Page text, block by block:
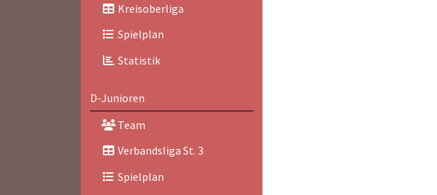
Kreisoberliga
Spielplan
Statistik
D-Junioren
Team
Verbandsliga St. 3
Spielplan